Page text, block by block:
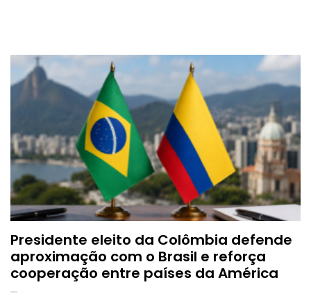
Presidente eleito da Colômbia defende
aproximação com o Brasil e reforça
cooperação entre países da América